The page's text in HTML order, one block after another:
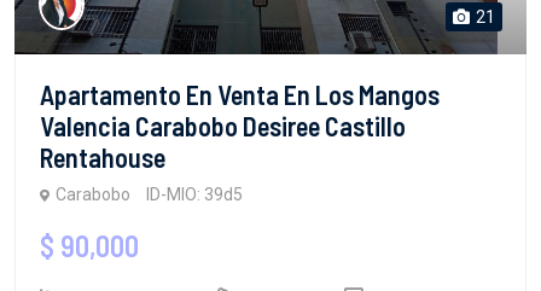
21
Apartamento En Venta En Los Mangos
Valencia Carabobo Desiree Castillo
Rentahouse
Carabobo ID-MIO: 39d5
$ 90,000